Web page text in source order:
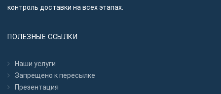
контроль доставки на всех этапах.
ПОЛЕЗНЫЕ ССЫЛКИ
Наши услуги
Запрещено к пересылкe
Презентация